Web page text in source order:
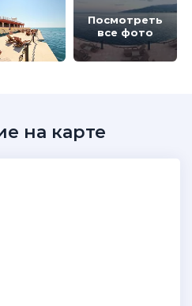
Посмотреть
все фото
на карте